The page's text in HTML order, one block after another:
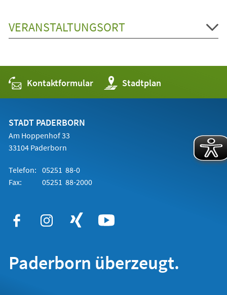
VERANSTALTUNGSORT
Kontaktformular Stadtplan
(Öffnet
in
einem
STADT PADERBORN
Am Hoppenhof 33
33104 Paderborn
Telefon: 05251 88-0
Fax:
05251 88-2000
Paderborn überzeugt.